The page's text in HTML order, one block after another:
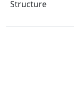
Structure